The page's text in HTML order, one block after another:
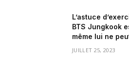
L’astuce
BTS Jungkook
même lui ne
JUILLET 25, 2023